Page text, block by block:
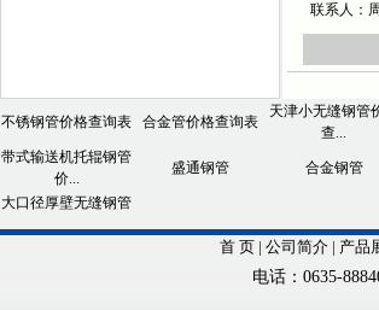
联系人：
不锈钢管价格查询表 合金管价格查询表
天津小无缝钢管
查...
带式输送机托辊钢管
价...
盛通钢管 合金钢管
大口径厚壁无缝钢管
首 页 |公司简介 | 产品
电话：0635-